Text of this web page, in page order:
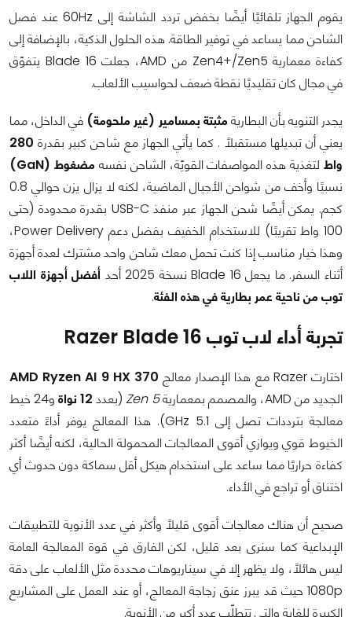
يقوم الجهاز تلقائيًا أيضًا بخفض تردد الشاشة إلى 60Hz عند فصل
الشاحن مما يساعد في توفير الطاقة. هذه الحلول الذكية، بالإضافة إلى
كفاءة معمارية Zen4+/Zen5 من AMD، جعلت Blade 16 يتفوّق
في مجال كان تقليديًا نقطة ضعف لحواسيب الألعاب.
يجدر التنويه بأن البطارية مثبتة بمسامير (غير ملحومة) في الداخل، مما
يعني أن تبديلها مستقبلاً . كما يأتي الجهاز مع شاحن كبير بقدرة 280
واط لتغذية هذه المواصفات القويّة، الشاحن نفسه مضغوط (GaN)
نسبيًا وأخف من شواحن الأجيال الماضية، لكنه لا يزال يزن حوالي 0.8
كجم. يمكن أيضًا شحن الجهاز عبر منفذ USB-C بقدرة محدودة (حتى
100 واط تقريبًا) للاستخدام الخفيف بفضل دعم Power Delivery،
وهذا خيار مناسب إذا كنت تحمل معك شاحن واحد مشترك لعدة أجهزة
أثناء السفر. ما يجعل Blade 16 نسخة 2025 أحد
أفضل أجهزة اللاب
توب من ناحية عمر بطارية في هذه الفئة.
تجربة أداء لاب توب Razer Blade 16
اختارت Razer مع هذا الإصدار معالج
AMD Ryzen AI 9 HX 370
الجديد من AMD، والمصمم بمعمارية
Zen 5(بعدد 12 نواة
و24 خيط
معالجة بترددات تصل إلى 5.1 GHz). هذا المعالج يوفر أداءً متعدد
الخيوط قوي ويوازي أقوى المعالجات المحمولة الحالية، لكنه أيضًا أكثر
كفاءة حراريًا مما ساعد على استخدام هيكل أقل سماكة دون حدوث أي
اختناق أو تراجع في الأداء.
صحيح أن هناك معالجات أقوى قليلًا وأكثر في عدد الأنوية للتطبيقات
الإبداعية كما سنرى بعد قليل، لكن الفارق في قوة المعالجة العامة
ليس هائلًا، ولا يظهر إلا في سيناريوهات محددة مثل الألعاب على دقة
1080p حيث قد يبرز عنق زجاجة المعالج، أو عند العمل على المشاريع
الكبيرة للغاية والتي تتطلّب عدد أكبر من الأنوية.